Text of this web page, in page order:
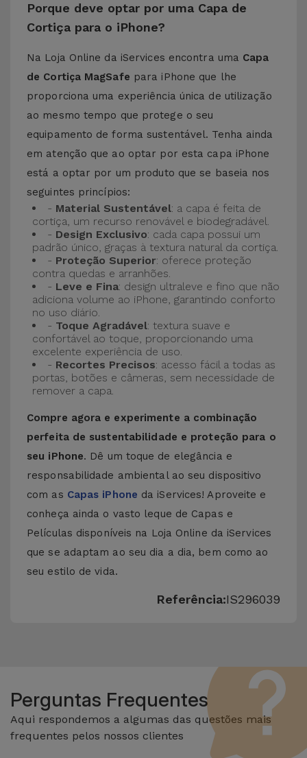
Porque deve optar por uma Capa de
Cortiça para o iPhone?
Na Loja Online da iServices encontra uma Capa
de Cortiça MagSafe para iPhone que lhe
proporciona uma experiência única de utilização
ao mesmo tempo que protege o seu
equipamento de forma sustentável. Tenha ainda
em atenção que ao optar por esta capa iPhone
está a optar por um produto que se baseia nos
seguintes princípios:
- Material Sustentável: a capa é feita de
cortiça, um recurso renovável e biodegradável.
- Design Exclusivo: cada capa possui um
padrão único, graças à textura natural da cortiça.
- Proteção Superior: oferece proteção
contra quedas e arranhões.
- Leve e Fina: design ultraleve e fino que não
adiciona volume ao iPhone, garantindo conforto
no uso diário.
- Toque Agradável: textura suave e
confortável ao toque, proporcionando uma
excelente experiência de uso.
- Recortes Precisos: acesso fácil a todas as
portas, botões e câmeras, sem necessidade de
remover a capa.
Compre agora e experimente a combinação
perfeita de sustentabilidade e proteção para o
seu iPhone. Dê um toque de elegância e
responsabilidade ambiental ao seu dispositivo
com as Capas iPhone da iServices! Aproveite e
conheça ainda o vasto leque de Capas e
Películas disponíveis na Loja Online da iServices
que se adaptam ao seu dia a dia, bem como ao
seu estilo de vida.
Referência:IS296039
Perguntas Frequentes
Aqui respondemos a algumas das questões mais
frequentes pelos nossos clientes